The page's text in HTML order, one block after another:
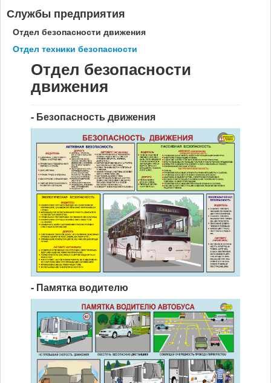
Вакансии
Новости
Мы в СМИ
Контакты
Службы предприятия
Отдел безопасности движения
Отдел техники безопасности
Отдел безопасности
движения
- Безопасность движения
- Памятка водителю